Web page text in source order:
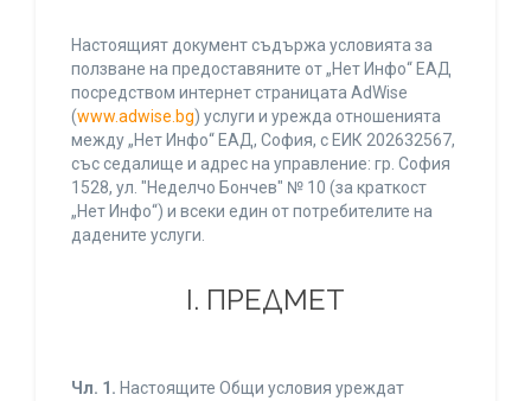
Настоящият документ съдържа условията за
ползване на предоставяните от „Нет Инфо“ ЕАД
посредством интернет страницата AdWise
(www.adwise.bg) услуги и урежда отношенията
между „Нет Инфо“ ЕАД, София, с ЕИК 202632567,
със седалище и адрес на управление: гр. София
1528, ул. "Неделчо Бончев" № 10 (за краткост
„Нет Инфо“) и всеки един от потребителите на
дадените услуги.
І. ПРЕДМЕТ
Чл. 1. Настоящите Общи условия уреждат